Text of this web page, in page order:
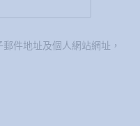
件地址及個人網站網址，